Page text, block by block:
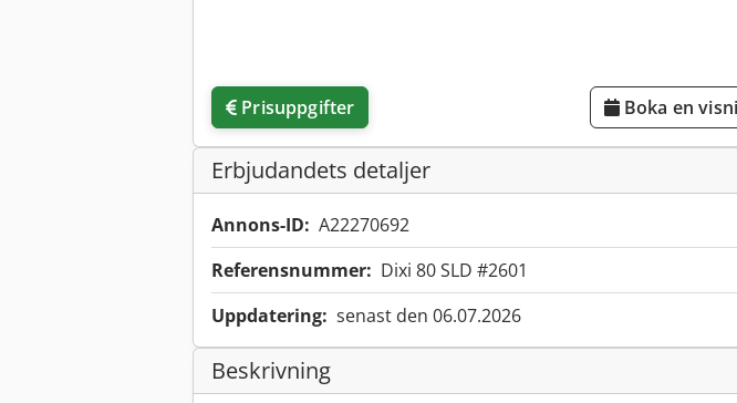
Prisuppgifter Boka en
Erbjudandets detaljer
Annons-ID: A22270692
Referensnummer: Dixi 80 SLD #2601
Uppdatering: senast den 06.07.2026
Beskrivning